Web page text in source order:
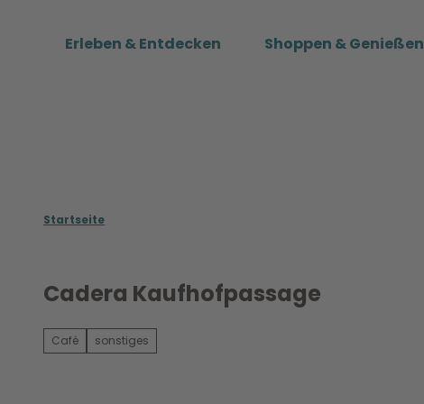
Erleben & Entdecken Shoppen & Genießen
Startseite
Cadera Kaufhofpassage
Café sonstiges